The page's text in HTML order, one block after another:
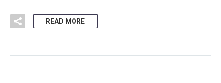
READ MORE